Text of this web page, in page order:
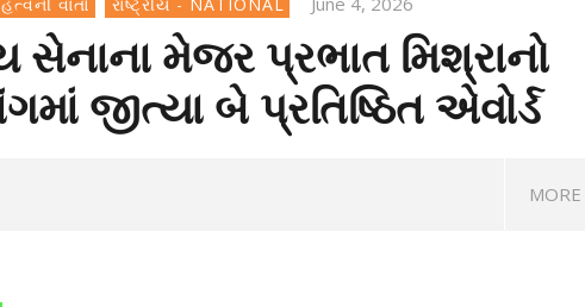
સેનાના મેજર પ્રભાત મિશ્રાનો
જીત્યા બે પ્રતિષ્ઠિત એવોર્ડ
MORE